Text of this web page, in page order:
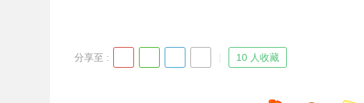
分享至 : 10 人收藏